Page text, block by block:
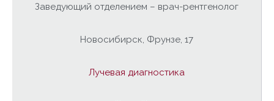
Заведующий отделением – врач-рентгенолог
Новосибирск, Фрунзе, 17
Лучевая диагностика